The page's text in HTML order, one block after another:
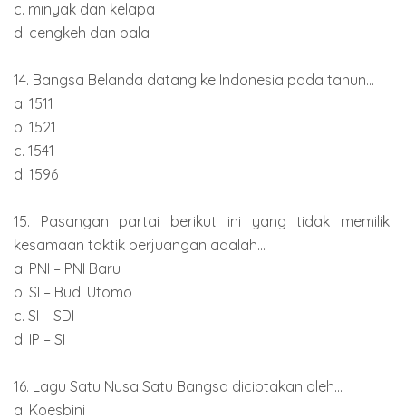
c. minyak dan kelapa
d. cengkeh dan pala
14. Bangsa Belanda datang ke Indonesia pada tahun...
a. 1511
b. 1521
c. 1541
d. 1596
15. Pasangan partai berikut ini yang tidak memiliki
kesamaan taktik perjuangan adalah...
a. PNI – PNI Baru
b. SI – Budi Utomo
c. SI – SDI
d. IP – SI
16. Lagu Satu Nusa Satu Bangsa diciptakan oleh...
a. Koesbini